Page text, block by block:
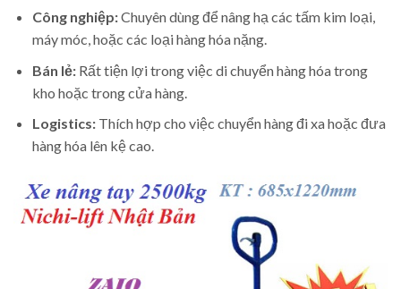
Công nghiệp:Chuyên dùng để nâng hạ các tấm kim loại,
máy móc, hoặc các loại hàng hóa nặng.
Bán lẻ:Rất tiện lợi trong việc di chuyển hàng hóa trong
kho hoặc trong cửa hàng.
Logistics:Thích hợp cho việc chuyển hàng đi xa hoặc đưa
hàng hóa lên kệ cao.